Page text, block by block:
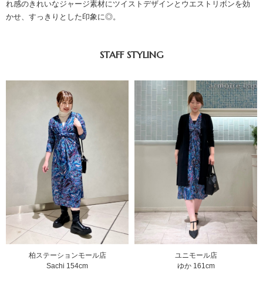
れ感のきれいなジャージ素材にツイストデザインとウエストリボンを効
かせ、すっきりとした印象に◎。
STAFF STYLING
柏ステーションモール店
Sachi 154cm
ユニモール店
ゆか 161cm